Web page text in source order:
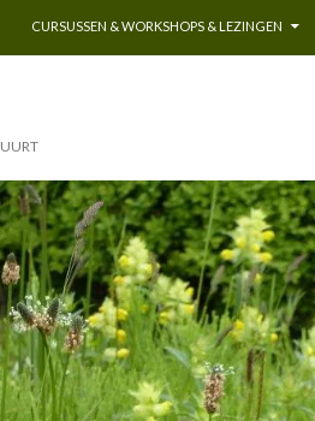
CURSUSSEN & WORKSHOPS & LEZINGEN